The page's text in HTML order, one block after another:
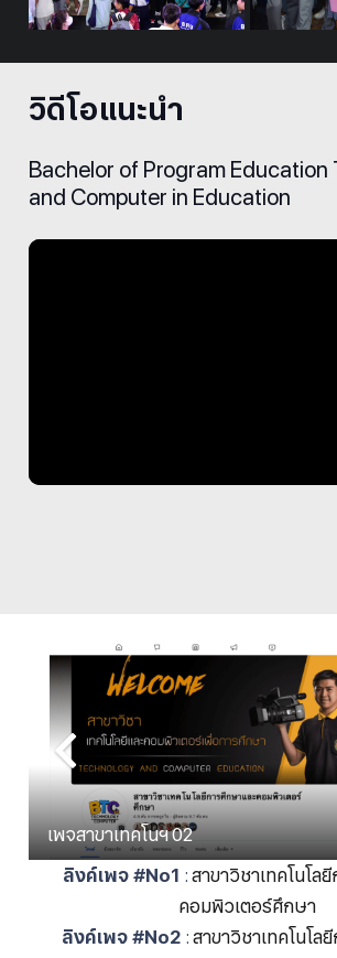
วิดีโอแนะนำ
Bachelor of Program Education
and Computer in Education
เพจสาขาเทคโนฯ 02
ลิงค์เพจ #No1 : สาขาวิชาเทคโนโล
คอมพิวเตอร์ศึกษา
ลิงค์เพจ #No2 : สาขาวิชาเทคโนโล